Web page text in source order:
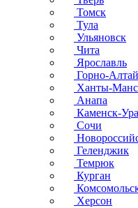
Томск
Тула
Ульяновск
Чита
Ярославль
Горно-
Ханты-
Анапа
Каменск-
Сочи
Геленджик
Темрюк
Курган
Херсон